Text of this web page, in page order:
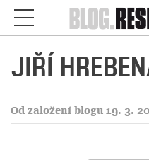
JIŘÍ
Od založení blogu 19. 3.